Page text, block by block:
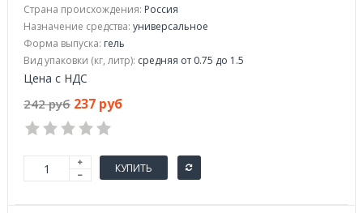
Страна происхождения: Россия
Назначение средства: универсальное
Форма выпуска: гель
Вид упаковки (кг, литр): средняя от 0.75 до 1.5
Цена с НДС
242 руб 237 руб
КУПИТЬ